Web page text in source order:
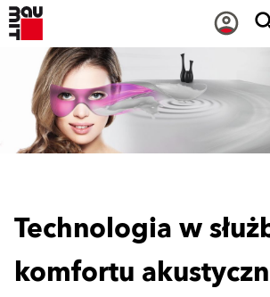
Technologia w
komfortu